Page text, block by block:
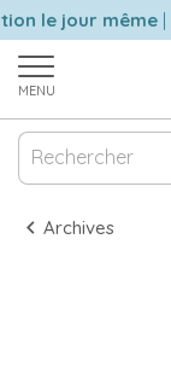
le jour même|
MENU
Archives